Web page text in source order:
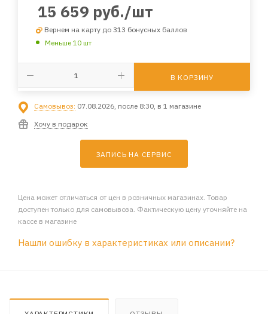
15 659 руб./шт
Вернем на карту до 313 бонусных баллов
Меньше 10 шт
В КОРЗИНУ
Самовывоз: 07.08.2026, после 8:30, в 1 магазине
Хочу в подарок
ЗАПИСЬ НА СЕРВИС
Цена может отличаться от цен в розничных магазинах. Товар
доступен только для самовывоза. Фактическую цену уточняйте на
кассе в магазине
Нашли ошибку в характеристиках или описании?